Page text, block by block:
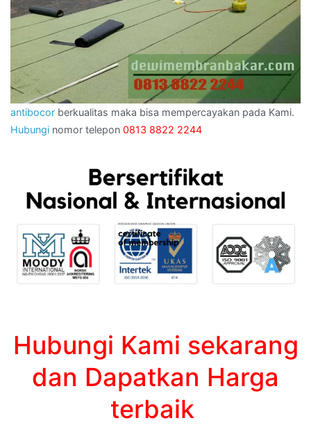
antibocor berkualitas maka bisa mempercayakan pada Kami.
Hubungi nomor telepon 0813 8822 2244
Hubungi Kami sekarang
dan Dapatkan Harga
terbaik